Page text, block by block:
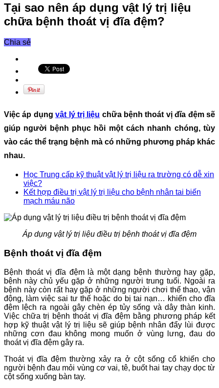
Tại sao nên áp dụng vật lý trị liệu
chữa bệnh thoát vị đĩa đệm?
Chia sẻ
Việc áp dụngvật lý trị liệu chữa bệnh thoát vị đĩa đệm sẽ
giúp người bệnh phục hồi một cách nhanh chóng, tùy
vào các thể trạng bệnh mà có những phương pháp khác
nhau.
Học Trung cấp kỹ thuật vật lý trị liệu ra trường có dễ xin
việc?
Kết hợp điều trị vật lý trị liệu cho bệnh nhân tai biến
mạch máu não
Áp dụng vật lý trị liệu điều trị bệnh thoát vị đĩa đệm
Bệnh thoát vị đĩa đệm
Bệnh thoát vị đĩa đệm là một dạng bệnh thường hay gặp,
bệnh này chủ yếu gặp ở những người trung tuổi. Ngoài ra
bệnh này còn rất hay gặp ở những người chơi thể thao, vận
động, làm việc sai tư thế hoặc do bị tai nạn… khiến cho đĩa
đệm lệch ra ngoài gây chèn ép tủy sống và dây thàn kinh.
Việc chữa trị bệnh thoát vị đĩa đệm bằng phương pháp kết
hợp kỹ thuật vật lý trị liệu sẽ giúp bệnh nhân đẩy lùi được
những cơn đau không mong muốn ở vùng lưng, đau do
thoát vị đĩa đệm gây ra.
Thoát vị đĩa đệm thường xảy ra ở cột sống cổ khiến cho
người bệnh đau mỏi vùng cơ vai, tê, buốt hai tay chạy dọc từ
cột sống xuống bàn tay.